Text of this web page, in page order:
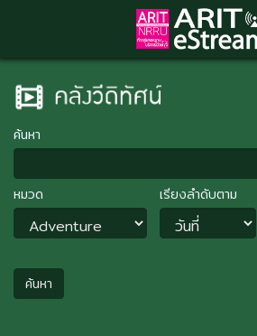
Skip
main
ค้นหา
หมวด เรียงลำดับตาม
ค้นหา